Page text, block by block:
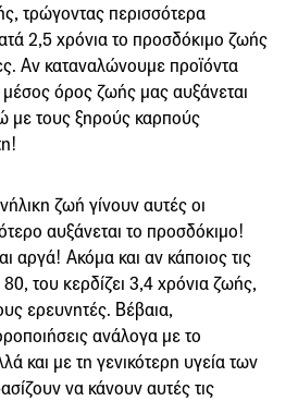
τρώγοντας περισσότερα
2,5 χρόνια το προσδόκιμο ζωής
Αν καταναλώνουμε προϊόντα
όρος ζωής μας αυξάνεται
με τους ξηρούς καρπούς
ζωή γίνουν αυτές οι
αυξάνεται το προσδόκιμο!
αργά! Ακόμα και αν κάποιος τις
του κερδίζει 3,4 χρόνια ζωής,
ερευνητές. Βέβαια,
ανάλογα με το
και με τη γενικότερη υγεία των
να κάνουν αυτές τις